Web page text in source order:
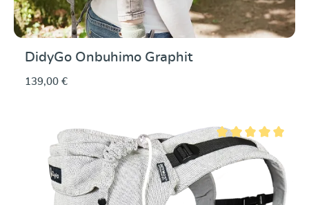
DidyGo Onbuhimo Graphit
139,00 €
Valutazione media di